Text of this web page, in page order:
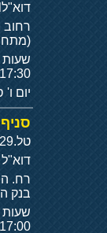
דוא"ל
17:30
יום ו'
טל.
דוא"ל
בנק
17:00